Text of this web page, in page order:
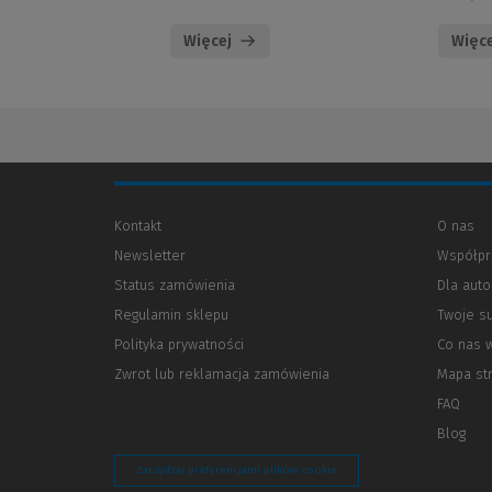
Więcej
Kontakt
Newsletter
Status zamówienia
Regulamin sklepu
Polityka prywatności
innej
Zwrot lub reklamacja zamówienia
O nas
Dla
Twoje
Co nas
Mapa
FAQ
Blog
Zarządzaj preferencjami plików cookie